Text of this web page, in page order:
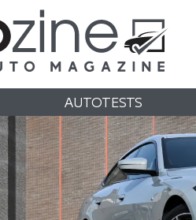
AUTOTESTS